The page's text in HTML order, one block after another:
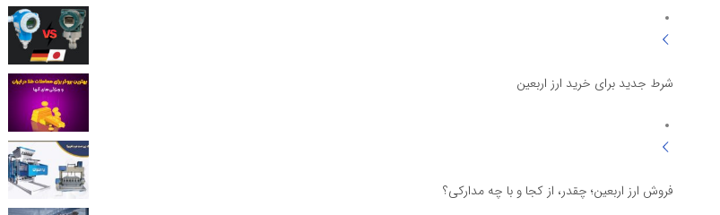
شرط جدید برای خرید ارز اربعین
فروش ارز اربعین؛ چقدر، از کجا و با چه مدارکی؟